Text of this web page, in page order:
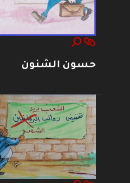
حسون الشنون